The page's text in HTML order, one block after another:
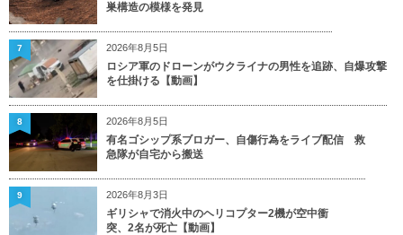
巣構造の模様を発見
2026年8月5日
ロシア軍のドローンがウクライナの男性を追跡、自爆攻撃
を仕掛ける【動画】
7
2026年8月5日
有名ゴシップ系ブロガー、自傷行為をライブ配信 救
急隊が自宅から搬送
8
2026年8月3日
ギリシャで消火中のヘリコプター2機が空中衝
突、2名が死亡【動画】
9